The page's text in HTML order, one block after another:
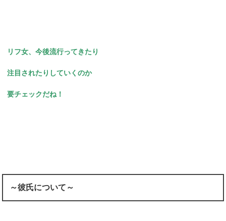
リフ女、今後流行ってきたり
注目されたりしていくのか
要チェックだね！
～彼氏について～